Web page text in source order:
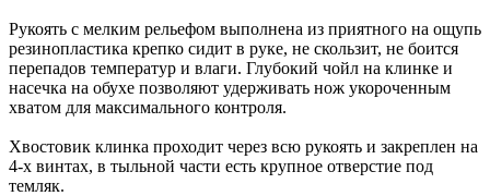
Рукоять с мелким рельефом выполнена из приятного на ощупь
резинопластика крепко сидит в руке, не скользит, не боится
перепадов температур и влаги. Глубокий чойл на клинке и
насечка на обухе позволяют удерживать нож укороченным
хватом для максимального контроля.
Хвостовик клинка проходит через всю рукоять и закреплен на
4-х винтах, в тыльной части есть крупное отверстие под
темляк.